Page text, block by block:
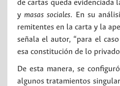
de cartas queda
y masas sociales. En su
remitentes en la carta y la
señala el autor, “para el
esa constitución de lo
De esta manera, se
algunos tratamientos